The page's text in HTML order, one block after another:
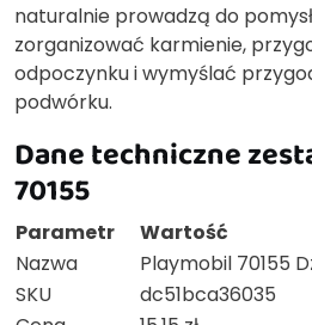
naturalnie prowadzą do
zorganizować karmienie,
odpoczynku i wymyślać
podwórku.
Dane techniczne
70155
Parametr
Wartość
Nazwa
Playmobil 70155
SKU
dc51bca36035